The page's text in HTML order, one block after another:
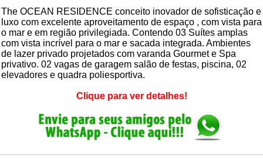
The OCEAN RESIDENCE conceito inovador de sofisticação e
luxo com excelente aproveitamento de espaço , com vista para
o mar e em região privilegiada. Contendo 03 Suítes amplas
com vista incrível para o mar e sacada integrada. Ambientes
de lazer privado projetados com varanda Gourmet e Spa
privativo. 02 vagas de garagem salão de festas, piscina, 02
elevadores e quadra poliesportiva.
Clique para ver detalhes!